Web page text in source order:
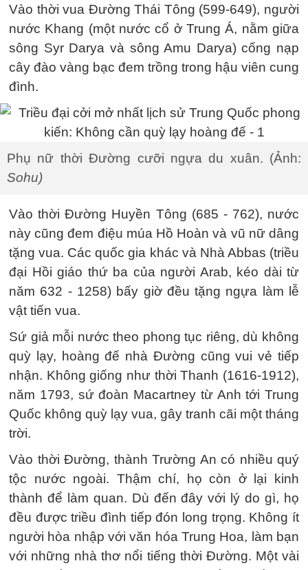
Vào thời vua Đường Thái Tông (599-649), người
nước Khang (một nước cổ ở Trung Á, nằm giữa
sông Syr Darya và sông Amu Darya) cống nạp
cây đào vàng bạc đem trồng trong hậu viên cung
đình.
Phụ nữ thời Đường cưỡi ngựa du xuân. (Ảnh:
Sohu)
Vào thời Đường Huyền Tông (685 - 762), nước
này cũng đem điệu múa Hồ Hoàn và vũ nữ dâng
tặng vua. Các quốc gia khác và Nhà Abbas (triều
đại Hồi giáo thứ ba của người Arab, kéo dài từ
năm 632 - 1258) bấy giờ đều tặng ngựa làm lễ
vật tiến vua.
Sứ giả mỗi nước theo phong tục riêng, dù không
quỳ lạy, hoàng đế nhà Đường cũng vui vẻ tiếp
nhận. Không giống như thời Thanh (1616-1912),
năm 1793, sứ đoàn Macartney từ Anh tới Trung
Quốc không quỳ lạy vua, gây tranh cãi một tháng
trời.
Vào thời Đường, thành Trường An có nhiều quý
tộc nước ngoài. Thậm chí, họ còn ở lại kinh
thành để làm quan. Dù đến đây với lý do gì, họ
đều được triều đình tiếp đón long trọng. Không ít
người hòa nhập với văn hóa Trung Hoa, làm bạn
với những nhà thơ nổi tiếng thời Đường. Một vài